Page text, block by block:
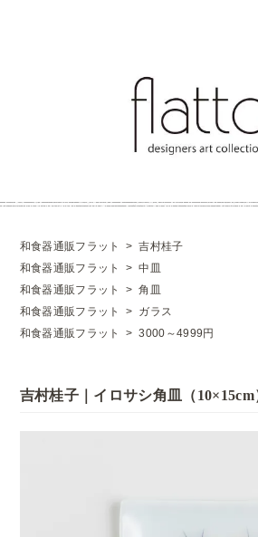
和食器通販フラット >吉村桂子
和食器通販フラット
>中皿
和食器通販フラット
>角皿
和食器通販フラット
> ガラス
和食器通販フラット
>3000～4999円
吉村桂子｜イロサシ角皿（10×15cm